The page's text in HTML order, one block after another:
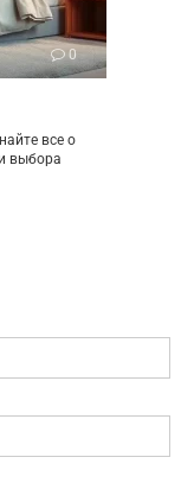
0
все о
выбора